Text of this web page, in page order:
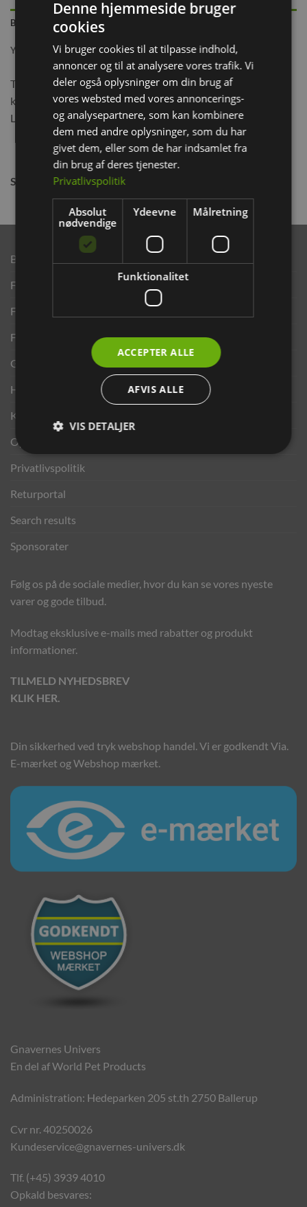
BESKRIVELSE
YDERLIGERE INFORMATION
Trixie Natura smådyrshus til udendørs. Alletiders hus til din
kanin så den kan komme i læ hvis vejret bliver dårligt.
Lavet af laseret fyrretræ. Med speciel tagbelægning
Størrelse:40 × 20 × 28 cm
Brand
Finansering ANYDAY
Finansering Viabill
Fortrydelse og reklamationsret
Gavekort
Handelsbetingelser
Kontakt os
Opdrætterrabat
Privatlivspolitik
Returportal
Search results
Sponsorater
Følg os på de sociale medier, hvor du kan se vores nyeste
varer og gode tilbud.
Modtag eksklusive e-mails med rabatter og produkt
informationer.
TILMELD NYHEDSBREV
KLIK HER.
Din sikkerhed ved tryk webshop handel. Vi er godkendt Via.
E-mærket og Webshop mærket.
Gnavernes Univers
En del af World Pet Products
Administration: Hedeparken 205 st.th 2750 Ballerup
Cvr nr. 40250026
Kundeservice@gnavernes-univers.dk
Tlf. (+45) 3939 4010
Opkald besvares:
Denne hjemmeside bruger
cookies
Vi bruger cookies til at tilpasse indhold,
annoncer og til at analysere vores trafik. Vi
deler også oplysninger om din brug af
vores websted med vores annoncerings-
og analysepartnere, som kan kombinere
dem med andre oplysninger, som du har
givet dem, eller som de har indsamlet fra
din brug af deres tjenester.
Privatlivspolitik
Absolut
nødvendige
Ydeevne Målretning
Funktionalitet
ACCEPTER ALLE
AFVIS ALLE
VIS DETALJER